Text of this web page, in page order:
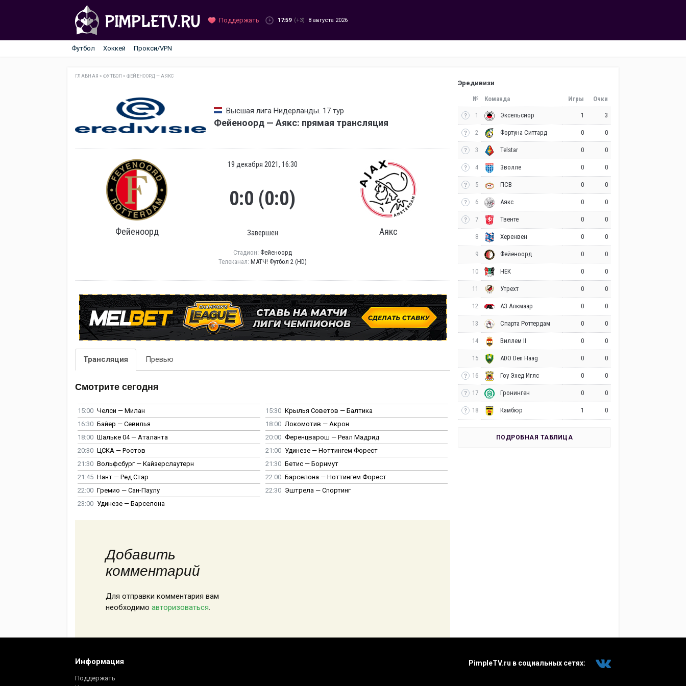
Поддержать 17:59 (+3) 8 августа 2026
Футбол Хоккей Прокси/VPN
ГЛАВНАЯ »ФУТБОЛ » ФЕЙЕНООРД — АЯКС
Высшая лига Нидерланды. 17 тур
Фейеноорд — Аякс: прямая трансляция
Фейеноорд
19 декабря 2021, 16:30
0:0 (0:0)
Завершен Аякс
Стадион: Фейеноорд
Телеканал: МАТЧ! Футбол 2 (HD)
Трансляция Превью
Смотрите сегодня
15:00 Челси — Милан 15:30 Крылья Советов — Балтика
16:30 Байер — Севилья 18:00 Локомотив — Акрон
18:00 Шальке 04 — Аталанта 20:00 Ференцварош — Реал Мадрид
20:30 ЦСКА — Ростов 21:00 Удинезе — Ноттингем Форест
21:30 Вольфсбург — Кайзерслаутерн 21:30 Бетис — Борнмут
21:45 Нант — Ред Стар 22:00 Барселона — Ноттингем Форест
22:00 Гремио — Сан-Паулу 22:30 Эштрела — Спортинг
23:00 Удинезе — Барселона
Добавить
комментарий
Для отправки комментария вам
необходимо авторизоваться.
Эредивизи
№ Команда Игры Очки
1 Эксельсиор 1 3
2 Фортуна Ситтард 0 0
3 Telstar 0 0
4 Зволле 0 0
5 ПСВ 0 0
6 Аякс 0 0
7 Твенте 0 0
8 Херенвен 0 0
9 Фейеноорд 0 0
10 НЕК 0 0
11 Утрехт 0 0
12 АЗ Алкмаар 0 0
13 Спарта Роттердам 0 0
14 Виллем II 0 0
15 ADO Den Haag 0 0
16 Гоу Эхед Иглс 0 0
17 Гронинген 0 0
18 Камбюр 1 0
ПОДРОБНАЯ ТАБЛИЦА
Информация
Поддержать
PimpleTV.ru в социальных сетях: